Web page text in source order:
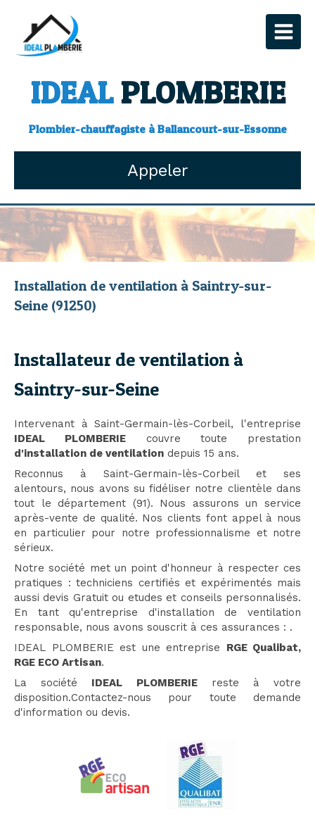
IDEALPLOMBERIE
Plombier-chauffagiste à Ballancourt-sur-Essonne
Appeler
Installation de ventilation à Saintry-sur-
Seine (91250)
Installateur de ventilation à
Saintry-sur-Seine
Intervenant à Saint-Germain-lès-Corbeil, l'entreprise
IDEAL PLOMBERIEcouvre toute prestation
d'installation de ventilation depuis 15 ans.
Reconnus à Saint-Germain-lès-Corbeil et ses
alentours, nous avons su fidéliser notre clientèle dans
tout le département (91). Nous assurons un service
après-vente de qualité. Nos clients font appel à nous
en particulier pour notre professionnalisme et notre
sérieux.
Notre société met un point d'honneur à respecter ces
pratiques : techniciens certifiés et expérimentés mais
aussi devis Gratuit ou etudes et conseils personnalisés.
En tant qu'entreprise d'installation de ventilation
responsable, nous avons souscrit à ces assurances : .
IDEAL PLOMBERIE est une entreprise RGE Qualibat,
RGE ECO Artisan.
La société IDEAL PLOMBERIEreste à votre
disposition.Contactez-nous pour toute demande
d'information ou devis.